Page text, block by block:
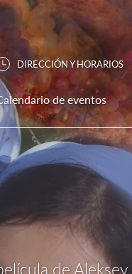
DIRECCIÓN Y HORARIOS
de eventos
de